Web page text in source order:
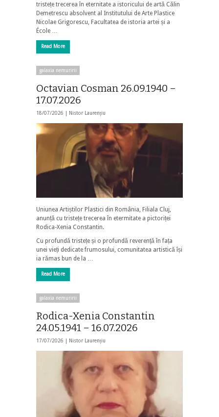
tristețe trecerea în eternitate a istoricului de artă Călin
Demetrescu absolvent al Institutului de Arte Plastice
Nicolae Grigorescu, Facultatea de istoria artei și a
École …
Read More
galaxia nemuririi
Octavian Cosman 26.09.1940 –
17.07.2026
18/07/2026 | Nistor Laurențiu
Uniunea Artiștilor Plastici din România, Filiala Cluj,
anunță cu tristețe trecerea în etermitate a pictoriței
Rodica-Xenia Constantin.
Cu profundă tristețe și o profundă reverență în fața
unei vieți dedicate frumosului, comunitatea artistică își
ia rămas bun de la …
Read More
galaxia nemuririi
Rodica-Xenia Constantin
24.05.1941 – 16.07.2026
17/07/2026 | Nistor Laurențiu